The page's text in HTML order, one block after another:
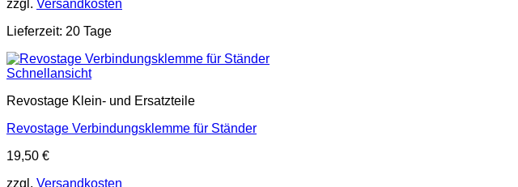
zzgl. Versandkosten
Lieferzeit: 20 Tage
Schnellansicht
Revostage Klein- und Ersatzteile
Revostage Verbindungsklemme für Ständer
19,50 €
zzgl. Versandkosten